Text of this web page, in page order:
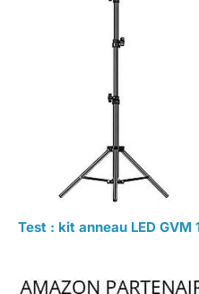
Test : kit anneau LED